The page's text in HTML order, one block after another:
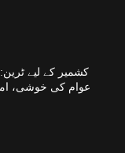
کشمیر کے لیے
عوام کی خوشی،